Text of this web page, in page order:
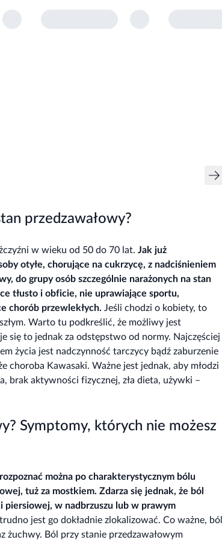
przedzawałowy?
w wieku od 50 do 70 lat. Jak już
otyłe, chorujące na cukrzycę, z nadciśnieniem
do grupy osób szczególnie narażonych na stan
tłusto i obficie, nie uprawiające sportu,
chorób przewlekłych. Jeśli chodzi o kobiety, to
Warto tu podkreślić, że możliwy jest
się to jednak za odstępstwo od normy. Najczęściej
życia jest nadczynność tarczycy bądź zaburzenie
choroba Kawasaki. Ważne jest jednak, aby młodzi
brak aktywności fizycznej, zła dieta, używki –
Symptomy, których nie możesz
można po charakterystycznym bólu
tuż za mostkiem. Zdarza się jednak, że ból
w nadbrzuszu lub w prawym
jest go dokładnie zlokalizować. Co ważne, ból
żuchwy. Ból przy stanie przedzawałowym